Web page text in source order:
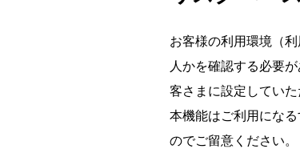
お客様の利用環境（
人かを確認する必要
客さまに設定してい
本機能はご利用にな
のでご留意ください。